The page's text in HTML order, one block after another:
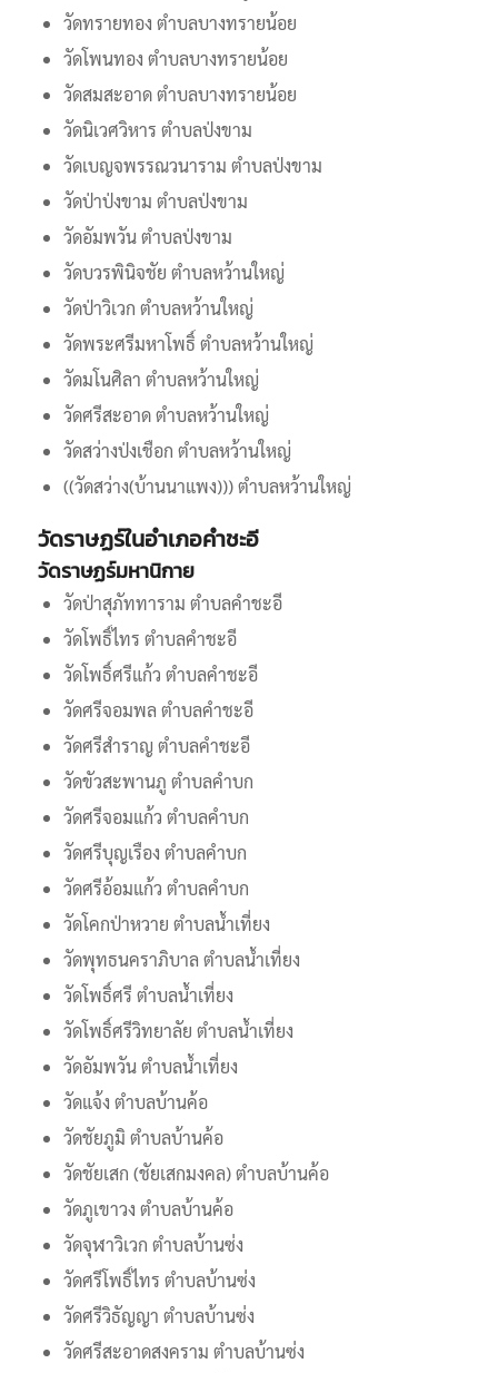
วัดทรายทอง ตำบลบางทรายน้อย
วัดโพนทอง ตำบลบางทรายน้อย
วัดสมสะอาด ตำบลบางทรายน้อย
วัดนิเวศวิหาร ตำบลป่งขาม
วัดเบญจพรรณวนาราม ตำบลป่งขาม
วัดป่าป่งขาม ตำบลป่งขาม
วัดอัมพวัน ตำบลป่งขาม
วัดบวรพินิจชัย ตำบลหว้านใหญ่
วัดป่าวิเวก ตำบลหว้านใหญ่
วัดพระศรีมหาโพธิ์ ตำบลหว้านใหญ่
วัดมโนศิลา ตำบลหว้านใหญ่
วัดศรีสะอาด ตำบลหว้านใหญ่
วัดสว่างป่งเชือก ตำบลหว้านใหญ่
((วัดสว่าง(บ้านนาแพง))) ตำบลหว้านใหญ่
วัดราษฏร์ในอำเภอคำชะอี
วัดราษฏร์มหานิกาย
วัดป่าสุภัททาราม ตำบลคำชะอี
วัดโพธิ์ไทร ตำบลคำชะอี
วัดโพธิ์ศรีแก้ว ตำบลคำชะอี
วัดศรีจอมพล ตำบลคำชะอี
วัดศรีสำราญ ตำบลคำชะอี
วัดขัวสะพานภู ตำบลคำบก
วัดศรีจอมแก้ว ตำบลคำบก
วัดศรีบุญเรือง ตำบลคำบก
วัดศรีอ้อมแก้ว ตำบลคำบก
วัดโคกป่าหวาย ตำบลน้ำเที่ยง
วัดพุทธนคราภิบาล ตำบลน้ำเที่ยง
วัดโพธิ์ศรี ตำบลน้ำเที่ยง
วัดโพธิ์ศรีวิทยาลัย ตำบลน้ำเที่ยง
วัดอัมพวัน ตำบลน้ำเที่ยง
วัดแจ้ง ตำบลบ้านค้อ
วัดชัยภูมิ ตำบลบ้านค้อ
วัดชัยเสก (ชัยเสกมงคล) ตำบลบ้านค้อ
วัดภูเขาวง ตำบลบ้านค้อ
วัดจุฬาวิเวก ตำบลบ้านซ่ง
วัดศรีโพธิ์ไทร ตำบลบ้านซ่ง
วัดศรีวิธัญญา ตำบลบ้านซ่ง
วัดศรีสะอาดสงคราม ตำบลบ้านซ่ง